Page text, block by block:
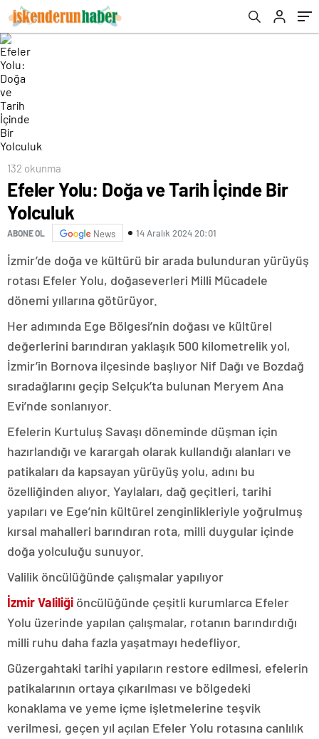
132 okunma
Efeler Yolu: Doğa ve Tarih İçinde Bir
Yolculuk
ABONE OL News 14 Aralık 2024 20:01
İzmir’de doğa ve kültürü bir arada bulunduran yürüyüş
rotası Efeler Yolu, doğaseverleri Milli Mücadele
dönemi yıllarına götürüyor.
Her adımında Ege Bölgesi’nin doğası ve kültürel
değerlerini barındıran yaklaşık 500 kilometrelik yol,
İzmir’in Bornova ilçesinde başlıyor Nif Dağı ve Bozdağ
sıradağlarını geçip Selçuk’ta bulunan Meryem Ana
Evi’nde sonlanıyor.
Efelerin Kurtuluş Savaşı döneminde düşman için
hazırlandığı ve karargah olarak kullandığı alanları ve
patikaları da kapsayan yürüyüş yolu, adını bu
özelliğinden alıyor. Yaylaları, dağ geçitleri, tarihi
yapıları ve Ege’nin kültürel zenginlikleriyle yoğrulmuş
kırsal mahalleri barındıran rota, milli duygular içinde
doğa yolculuğu sunuyor.
Valilik öncülüğünde çalışmalar yapılıyor
İzmir Valiliği öncülüğünde çeşitli kurumlarca Efeler
Yolu üzerinde yapılan çalışmalar, rotanın barındırdığı
milli ruhu daha fazla yaşatmayı hedefliyor.
Güzergahtaki tarihi yapıların restore edilmesi, efelerin
patikalarının ortaya çıkarılması ve bölgedeki
konaklama ve yeme içme işletmelerine teşvik
verilmesi, geçen yıl açılan Efeler Yolu rotasına canlılık